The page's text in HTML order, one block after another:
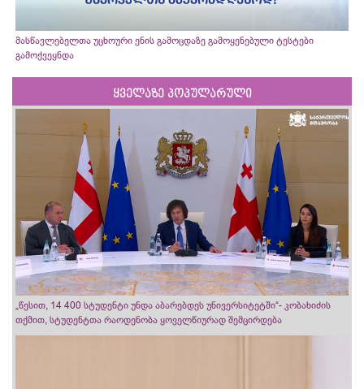
მასწავლებელთა უცხოური ენის გამოცდაზე გამოყენებული ტესტები
გამოქვეყნდა
ყველაზე პოპულარული
„წესით, 14 400 სტუდენტი უნდა აბარებდეს უნივერსიტეტში“- კობახიძის
თქმით, სტუდენტთა რაოდენობა ყოველწიურად შემცირდება